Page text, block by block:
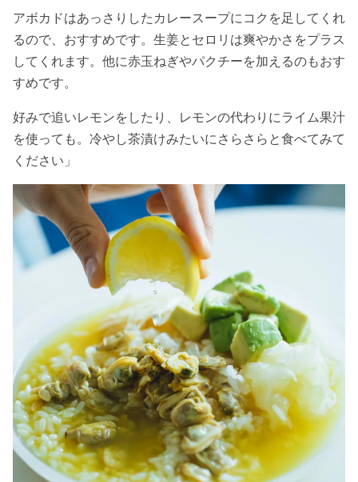
アボカドはあっさりしたカレースープにコクを足してくれ
るので、おすすめです。生姜とセロリは爽やかさをプラス
してくれます。他に赤玉ねぎやパクチーを加えるのもおす
すめです。
好みで追いレモンをしたり、レモンの代わりにライム果汁
を使っても。冷やし茶漬けみたいにさらさらと食べてみて
ください」